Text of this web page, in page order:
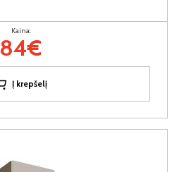
Kaina:
84€
Į krepšelį